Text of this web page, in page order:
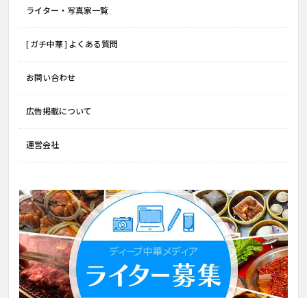
ライター・写真家一覧
[ ガチ中華 ] よくある質問
お問い合わせ
広告掲載について
運営会社